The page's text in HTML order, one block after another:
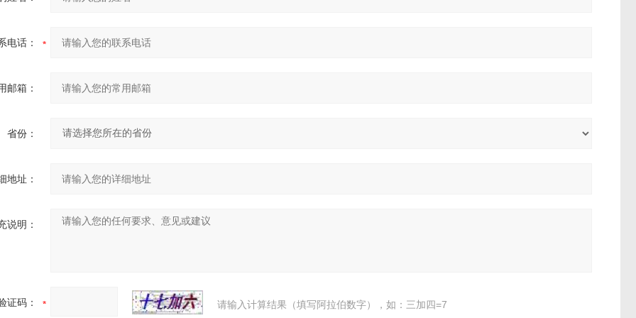
电话：
邮箱：
省份：
地址：
说明：
证码： 请输入计算结果（填写阿拉伯数字），如：三加四=7